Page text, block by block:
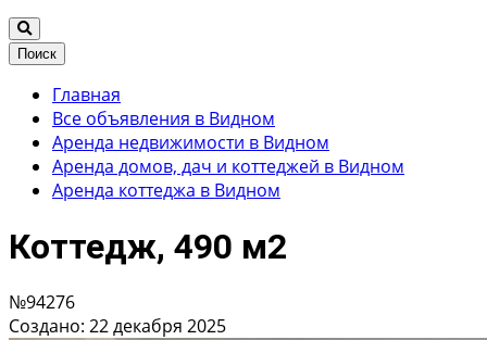
Поиск
Главная
Все объявления в Видном
Аренда недвижимости в Видном
Аренда домов, дач и коттеджей в Видном
Аренда коттеджа в Видном
Коттедж, 490 м2
№94276
Создано: 22 декабря 2025